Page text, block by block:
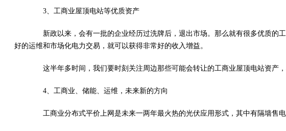
3、工商业屋顶电站等优质资产
新政以来，会有一批的企业经历过洗牌后，退出市场。那么就有很多优质的
好的运维和市场化电力交易，就可以获得非常好的收入增益。
这半年多时间，我们要时刻关注周边那些可能会转让的工商业屋顶电站资产，
4、工商业、储能、运维，未来新的方向
工商业分布式平价上网是未来一两年最火热的光伏应用形式，其中有隔墙售电